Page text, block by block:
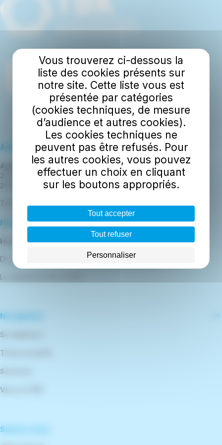
Adresse
Agence TBK
21 boulevard de la gare
29 300 Quimperlé
Tél : 02 98 96 76 00
Horaires d'ouverture
Horaires d'ouverture
Du lundi au vendredi de 9h à 12h30 et de 13h30 à 18h
Le samedi de 10h à 12h30
Navigation
Se déplacer
Titres et tarifs
Services
Vous et TBK
Suivez-nous
Vous trouverez ci-dessous la
liste des cookies présents sur
notre site. Cette liste vous est
présentée par catégories
(cookies techniques, de mesure
d’audience et autres cookies).
Les cookies techniques ne
peuvent pas être refusés. Pour
les autres cookies, vous pouvez
effectuer un choix en cliquant
sur les boutons appropriés.
Tout accepter
Tout refuser
Personnaliser